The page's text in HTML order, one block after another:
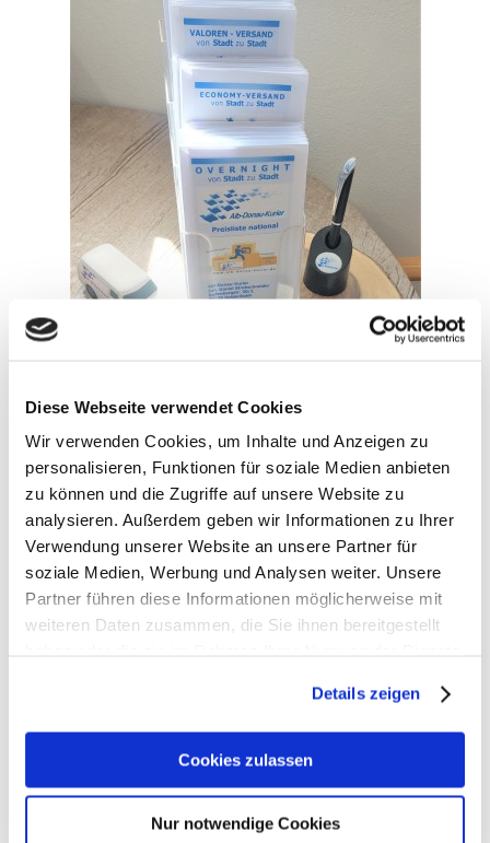
Diese Webseite verwendet Cookies
Wir verwenden Cookies, um Inhalte und Anzeigen zu
personalisieren, Funktionen für soziale Medien anbieten
zu können und die Zugriffe auf unsere Website zu
analysieren. Außerdem geben wir Informationen zu Ihrer
Verwendung unserer Website an unsere Partner für
soziale Medien, Werbung und Analysen weiter. Unsere
Partner führen diese Informationen möglicherweise mit
weiteren Daten zusammen, die Sie ihnen bereitgestellt
Details zeigen
Cookies zulassen
Nur notwendige Cookies